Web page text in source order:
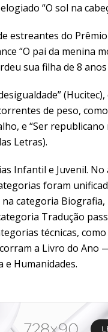
“O sol na
estreantes do
“O pai da menina
sua filha de 8 anos
de peso,
e “Ser republicano
Letras).
Infantil e Juvenil. No
foram
categoria
Tradução
técnicas,
a Livro do Ano
e Humanidades.